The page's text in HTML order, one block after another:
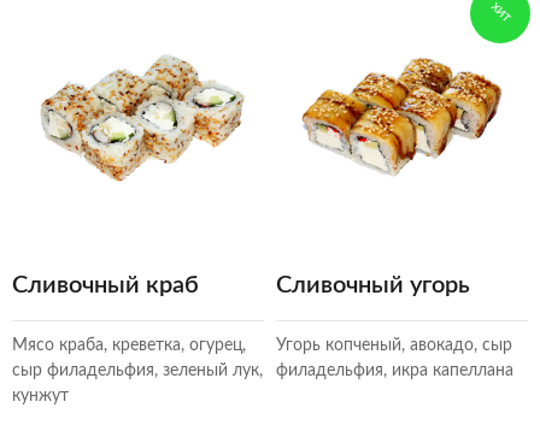
Сливочный краб
Мясо краба, креветка, огурец,
сыр филадельфия, зеленый лук,
кунжут
ХИТ
Сливочный угорь
Угорь копченый, авокадо, сыр
филадельфия, икра капеллана